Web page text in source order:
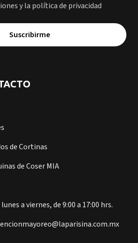
y la política de privacidad
Suscribirme
de Cortinas
de Coser MIA
a viernes, de 9:00 a 17:00 hrs.